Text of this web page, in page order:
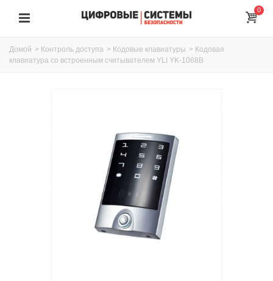
0
Домой > Контроль доступа > Кодовые клавиатуры > Кодовая
клавиатура со встроенным считывателем YLI YK-1068B